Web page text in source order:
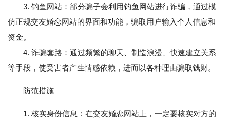
3. 钓鱼网站：部分骗子会利用钓鱼网站进行诈骗，通过模
仿正规交友婚恋网站的界面和功能，骗取用户输入个人信息和
资金。
4. 诈骗套路：通过频繁的聊天、制造浪漫、快速建立关系
等手段，使受害者产生情感依赖，进而以各种理由骗取钱财。
防范措施
1. 核实身份信息：在交友婚恋网站上，一定要核实对方的